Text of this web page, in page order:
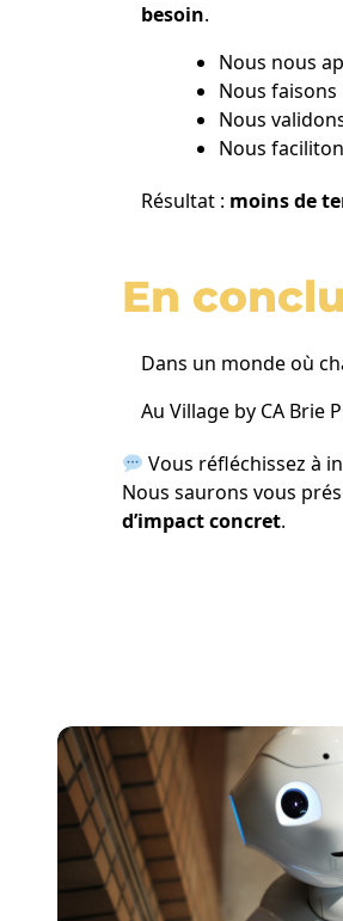
besoin.
Nous nous
Nous
Nous
Nous
Résultat : moins de
En
Dans un monde où
Au Village by CA Brie
Vous réfléchissez à
Nous saurons vous
d’impact concret.